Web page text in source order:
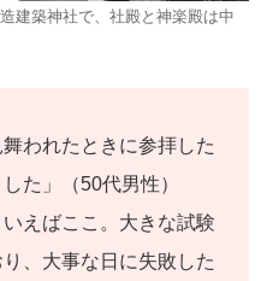
建築神社で、社殿と神楽殿は中
われたときに参拝した
た」（50代男性）
えばここ。大きな試験
、大事な日に失敗した